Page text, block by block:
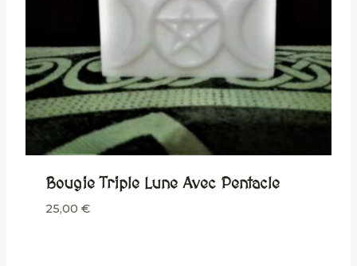
Bougie Triple Lune Avec Pentacle
25,00 €